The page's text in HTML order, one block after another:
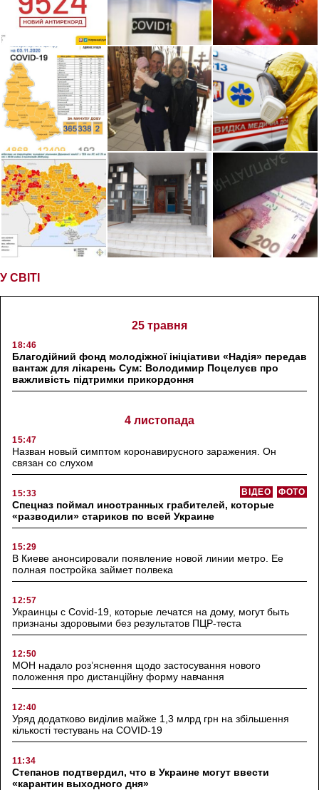
У СВІТІ
25 травня
18:46
Благодійний фонд молодіжної ініціативи «Надія» передав
вантаж для лікарень Сум: Володимир Поцелуєв про
важливість підтримки прикордоння
4 листопада
15:47
Назван новый симптом коронавирусного заражения. Он
связан со слухом
15:33 ФОТО
ВІДЕО
Спецназ поймал иностранных грабителей, которые
«разводили» стариков по всей Украине
15:29
В Киеве анонсировали появление новой линии метро. Ее
полная постройка займет полвека
12:57
Украинцы с Covid-19, которые лечатся на дому, могут быть
признаны здоровыми без результатов ПЦР-теста
12:50
МОН надало роз’яснення щодо застосування нового
положення про дистанційну форму навчання
12:40
Уряд додатково виділив майже 1,3 млрд грн на збільшення
кількості тестувань на COVID-19
11:34
Степанов подтвердил, что в Украине могут ввести
«карантин выходного дня»